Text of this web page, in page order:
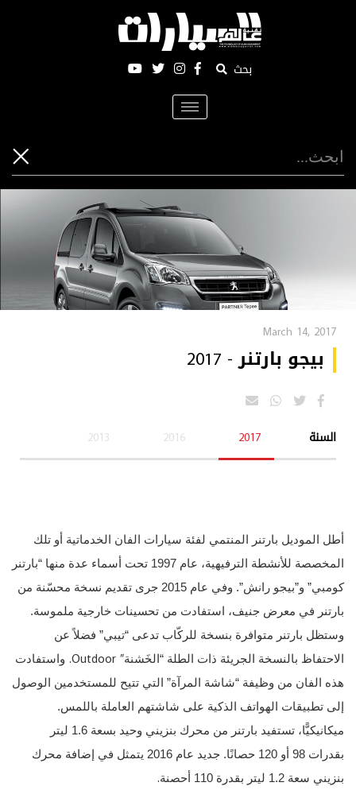
بحث
Toggle
navigation
March 14, 2017
بيجو بارتنر - 2017
السنة 2017
2016
2013
أطل الموديل بارتنر المنتمي لفئة سيارات الفان الخدماتية أو تلك
المخصصة للأنشطة الترفيهية، عام 1997 تحت أسماء عدة منها “بارتنر
كومبي” و”بيجو رانش”. وفي عام 2015 جرى تقديم نسخة محسّنة من
بارتنر في معرض جنيف، استفادت من تحسينات خارجية ملموسة.
وستظل بارتنر متوافرة بنسخة للركّاب تدعى “تيبي” فضلاً عن
الاحتفاظ بالنسخة الجريئة ذات الطلة “الخَشنة” Outdoor.
واستفادت
هذه الفان من وظيفة “شاشة المرآة” التي تتيح للمستخدمين الوصول
إلى تطبيقات الهواتف الذكية على شاشتهم العاملة باللمس.
ميكانيكيًّا، تستفيد بارتنر من محرك بنزيني وحيد بسعة 1.6 ليتر
بقدرات 98 أو 120 حصانًا. جديد عام 2016 يتمثل في إضافة محرك
بنزيني سعة 1.2 ليتر بقدرة 110 أحصنة
.